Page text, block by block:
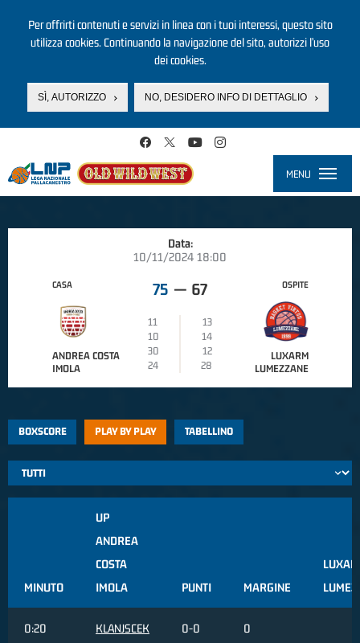
Per offrirti contenuti e servizi in linea con i tuoi interessi, questo sito
utilizza cookies. Continuando la navigazione del sito, autorizzi l’uso
dei cookies.
SÌ, AUTORIZZO NO, DESIDERO INFO DI DETTAGLIO
MENU
Data:
10/11/2024 18:00
CASA
ANDREA COSTA
IMOLA
75 — 67
11
13
10
14
30
12
24
28
OSPITE
LUXARM
LUMEZZANE
BOXSCORE PLAY BY PLAY TABELLINO
MINUTO
UP
ANDREA
COSTA
IMOLA
PUNTI MARGINE
0:20
KLANJSCEK
0-0 0